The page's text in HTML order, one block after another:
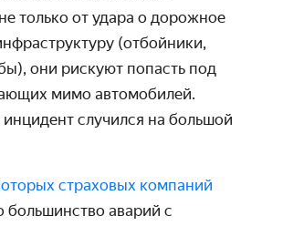
только от удара о дорожное
(отбойники,
они рискуют попасть под
мимо автомобилей.
случился на большой
страховых компаний
большинство аварий с